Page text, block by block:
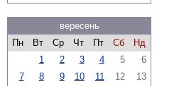
вересень
Пн
Вт Ср Чт Пт Сб
Нд
1
2 3 4 5
6
7
8 9 10 11 12
13